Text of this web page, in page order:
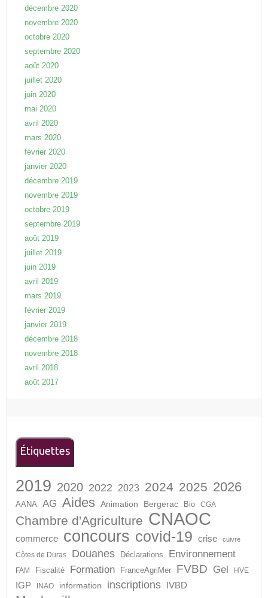
décembre 2020
novembre 2020
octobre 2020
septembre 2020
août 2020
juillet 2020
juin 2020
mai 2020
avril 2020
mars 2020
février 2020
janvier 2020
décembre 2019
novembre 2019
octobre 2019
septembre 2019
août 2019
juillet 2019
juin 2019
avril 2019
mars 2019
février 2019
janvier 2019
décembre 2018
novembre 2018
avril 2018
août 2017
Étiquettes
2019 2020 2022 2023 2024 2025 2026
AANA AG Aides Animation Bergerac Bio CGA
Chambre d'Agriculture CNAOC
commerce concours covid-19 crise cuivre
Côtes de Duras Douanes Déclarations Environnement
FAM Fiscalité Formation FranceAgriMer FVBD Gel HVE
IGP INAO information inscriptions IVBD